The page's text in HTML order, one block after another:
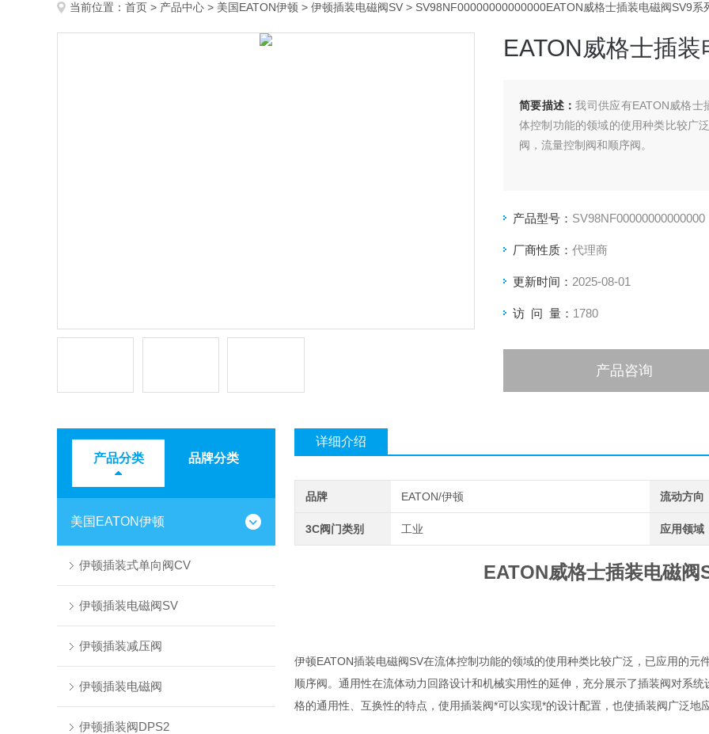
当前位置： 首页 > 产品中心 > 美国EATON伊顿 > 伊顿插装电磁阀SV > SV98NF00000000000000EATON威格士插装电磁阀SV9系
EATON威格士插
简要描述：我司供应有EATON威格士
体控制功能的领域的使用种类比较广
阀，流量控制阀和顺序阀。
产品型号： SV98NF00000000000000
厂商性质： 代理商
更新时间： 2025-08-01
访 问 量： 1780
产品咨询
产品分类 品牌分类
美国EATON伊顿
伊顿插装式单向阀CV
伊顿插装电磁阀SV
伊顿插装减压阀
伊顿插装电磁阀
伊顿插装阀DPS2
详细介绍
品牌 EATON/伊顿 流动方向
3C阀门类别 工业 应用领域
EATON威格士插装电磁阀
伊顿EATON插装电磁阀SV在流体控制功能的领域的使用种类比较广泛，已应用的
顺序阀。通用性在流体动力回路设计和机械实用性的延伸，充分展示了插装阀对系
格的通用性、互换性的特点，使用插装阀*可以实现*的设计配置，也使插装阀广泛地